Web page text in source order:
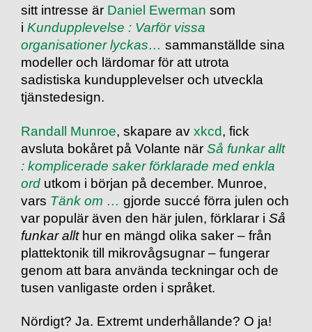
sitt intresse är Daniel Ewerman som
i Kundupplevelse : Varför vissa
organisationer lyckas… sammanställde sina
modeller och lärdomar för att utrota
sadistiska kundupplevelser och utveckla
tjänstedesign.
Randall Munroe , skapare av xkcd , fick
avsluta bokåret på Volante när Så funkar allt
: komplicerade saker förklarade med enkla
ord utkom i början på december. Munroe,
vars Tänk om …
gjorde succé förra julen och
var populär även den här julen, förklarar i Så
funkar allthur en mängd olika saker – från
plattektonik till mikrovågsugnar – fungerar
genom att bara använda teckningar och de
tusen vanligaste orden i språket.
Nördigt? Ja. Extremt underhållande? O ja!